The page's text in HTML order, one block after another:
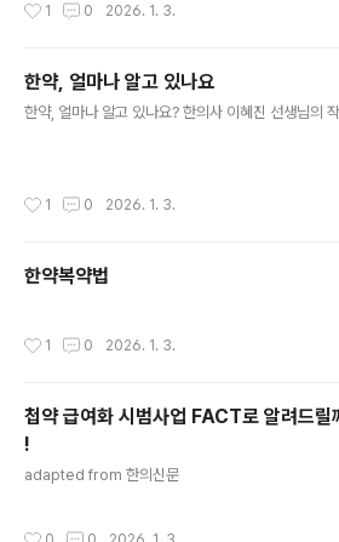
1 0 2026. 1. 3.
한약, 얼마나 알고 있나요
한약, 얼마나 알고 있나요? 한의사 이혜진 선생님의
1 0 2026. 1. 3.
한약복약법
1 0 2026. 1. 3.
첩약 급여화 시범사업 FACT로 알려드릴
!
adapted from 한의신문